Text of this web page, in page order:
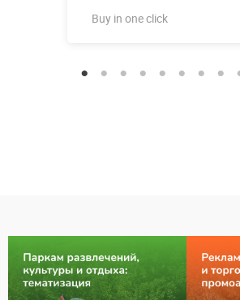
Buy in one click